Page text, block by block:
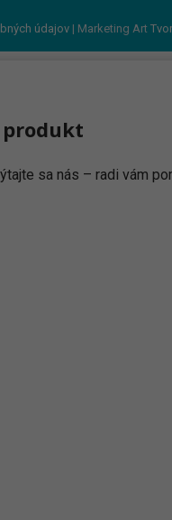
údajov | Marketing Art
sa nás – radi vám